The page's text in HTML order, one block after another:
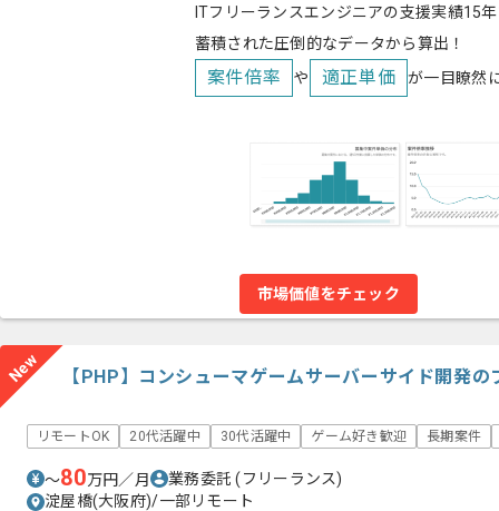
ITフリーランスエンジニアの支援実績15
蓄積された圧倒的なデータから算出！
案件倍率 や 適正単価 が一目瞭然
市場価値をチェック
New 【PHP】コンシューマゲームサーバーサイド開発
リモートOK 20代活躍中 30代活躍中 ゲーム好き歓迎 長期案件
〜80万円／月 業務委託(フリーランス)
淀屋橋(大阪府)/一部リモート